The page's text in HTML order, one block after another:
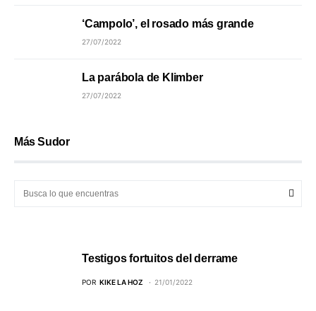
‘Campolo’, el rosado más grande
27/07/2022
La parábola de Klimber
27/07/2022
Más Sudor
Testigos fortuitos del derrame
POR KIKE LA HOZ 21/01/2022